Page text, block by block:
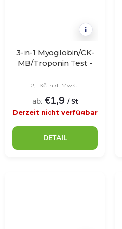
i
3-in-1 Myoglobin/CK-
MB/Troponin Test -
2,1 Kč inkl. MwSt.
ab: €1,9 / St
Derzeit nicht verfügbar
DETAIL